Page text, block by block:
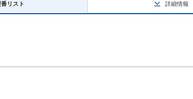
リスト 詳細情報